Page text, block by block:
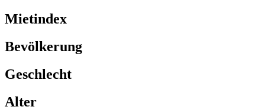
Mietindex
Bevölkerung
Geschlecht
Alter